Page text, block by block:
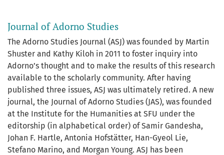
Journal of Adorno Studies
The Adorno Studies Journal (ASJ) was founded by Martin
Shuster and Kathy Kiloh in 2011 to foster inquiry into
Adorno’s thought and to make the results of this research
available to the scholarly community. After having
published three issues, ASJ was ultimately retired. A new
journal, the Journal of Adorno Studies (JAS), was founded
at the Institute for the Humanities at SFU under the
editorship (in alphabetical order) of Samir Gandesha,
Johan F. Hartle, Antonia Hofstätter, Han-Gyeol Lie,
Stefano Marino, and Morgan Young. ASJ has been